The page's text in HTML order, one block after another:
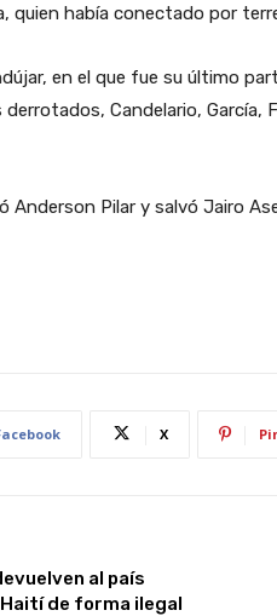
quien había conectado por
en el que fue su último
Candelario, García,
Anderson Pilar y salvó Jairo
X
al país
de forma ilegal